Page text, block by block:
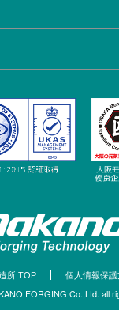
所 TOP 個人情報保護
FORGING Co.,Ltd. all